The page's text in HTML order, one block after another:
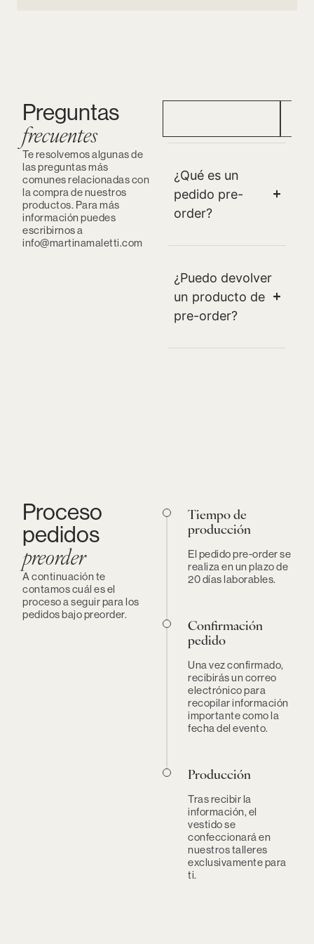
Preguntas
frecuentes
Te resolvemos algunas de
las preguntas más
comunes relacionadas con
la compra de nuestros
productos. Para más
información puedes
escribirnos a
info@martinamaletti.com
¿Qué es un
pedido pre-
order?
¿Puedo devolver
un producto de
pre-order?
Proceso
pedidos
preorder
A continuación te
contamos cuál es el
proceso a seguir para los
pedidos bajo preorder.
Tiempo de
producción
El pedido pre-order se
realiza en un plazo de
20 días laborables.
Confirmación
pedido
Una vez confirmado,
recibirás un correo
electrónico para
recopilar información
importante como la
fecha del evento.
Producción
Tras recibir la
información, el
vestido se
confeccionará en
nuestros talleres
exclusivamente para
ti.